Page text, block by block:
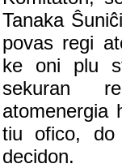
Tanaka
povas regi
ke oni plu
sekuran
atomenergia
tiu ofico, do
decidon.